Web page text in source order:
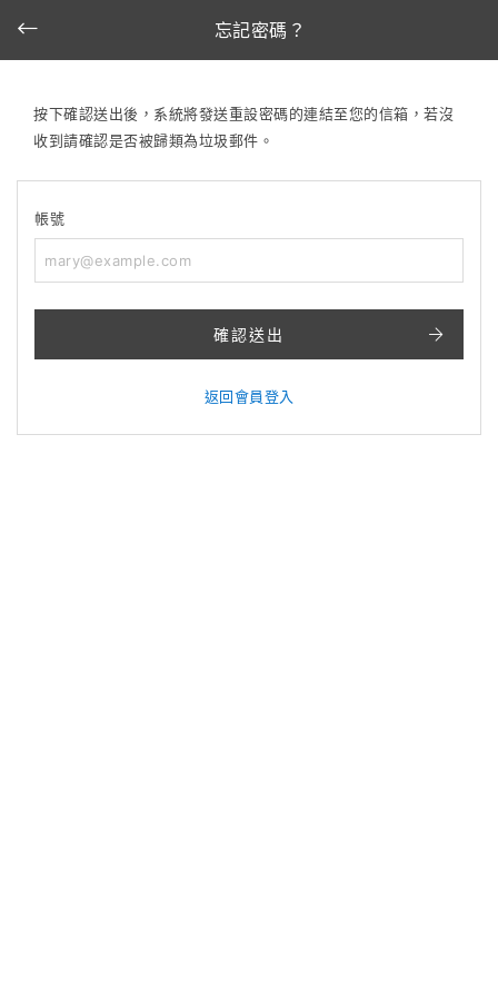
忘記密碼？
按下確認送出後，系統將發送重設密碼的連結至您的信箱，若沒
收到請確認是否被歸類為垃圾郵件。
帳號
確認送出
返回會員登入